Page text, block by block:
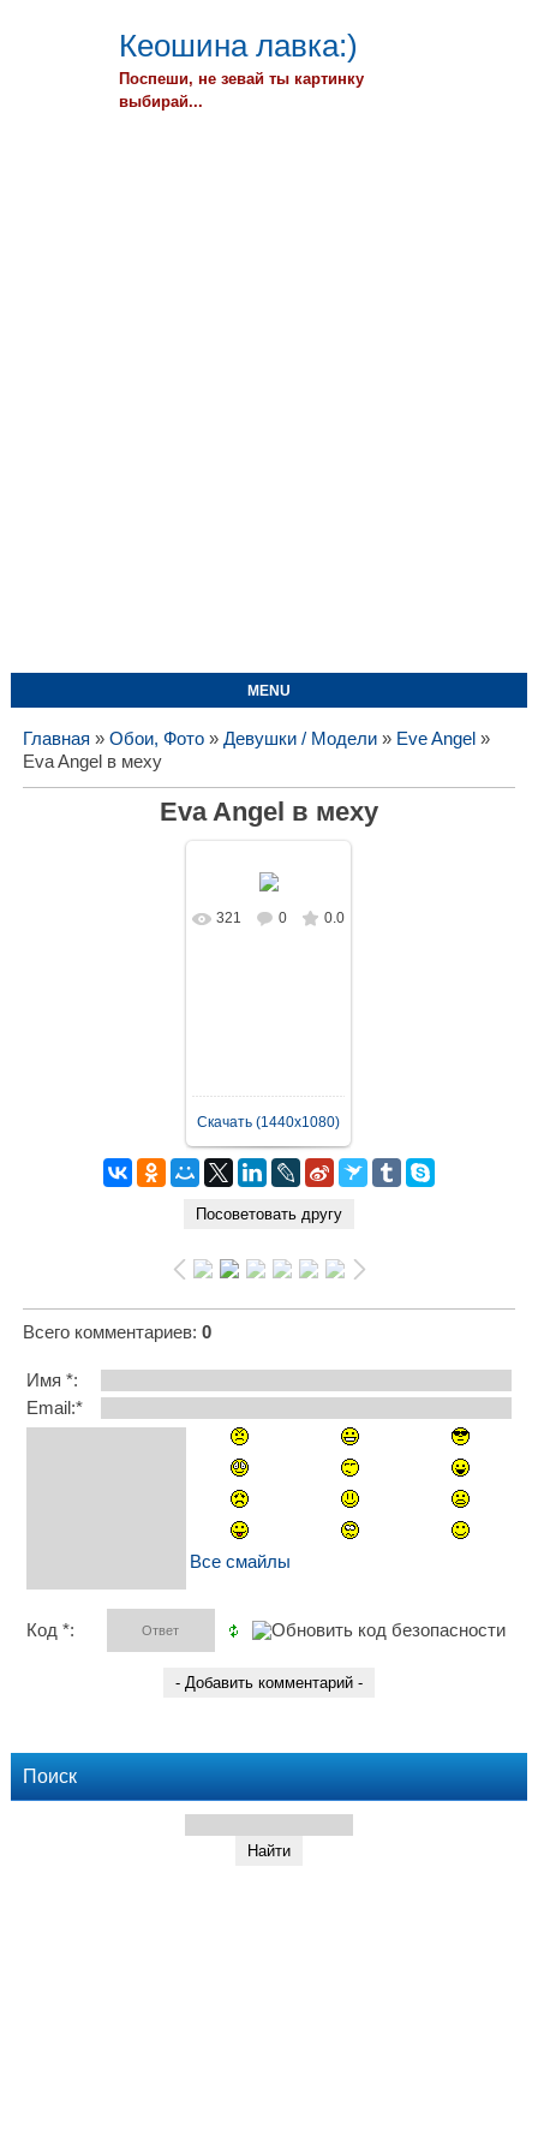
Кеошина лавка:)
Поспеши, не зевай ты картинку
выбирай...
MENU
Главная » Обои, Фото» Девушки / Модели» Eve Angel »
Eva Angel в меху
Eva Angel в меху
В реальном
321 0 0.0
Скачать (1440x1080)
Всего комментариев: 0
Имя *:
Email:*
Все смайлы
Код *:
Поиск